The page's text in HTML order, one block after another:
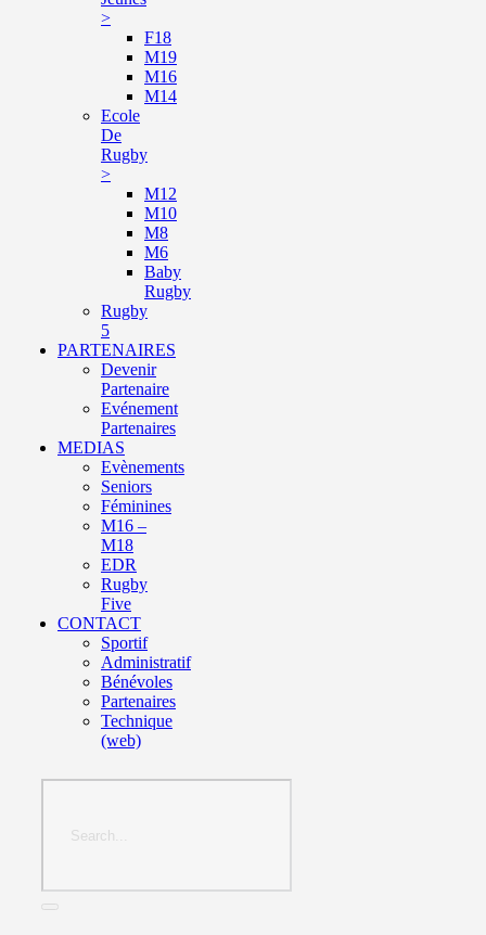
>
F18
M19
M16
M14
Ecole
De
Rugby
>
M12
M10
M8
M6
Baby
Rugby
Rugby
5
PARTENAIRES
Devenir
Partenaire
Evénement
Partenaires
MEDIAS
Evènements
Seniors
Féminines
M16 –
M18
EDR
Rugby
Five
CONTACT
Sportif
Administratif
Bénévoles
Partenaires
Technique
(web)